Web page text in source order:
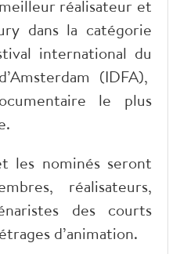
réalisateur et
dans la catégorie
international du
(IDFA),
le plus
les nominés seront
réalisateurs,
des courts
d’animation.